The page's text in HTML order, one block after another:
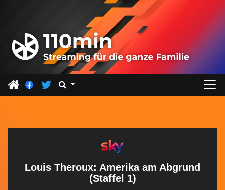
Louis Theroux: Amerika am Abgrund
(Staffel 1)